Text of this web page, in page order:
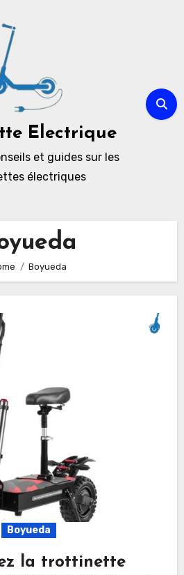
Electrique
et guides sur les
électriques
Boyueda
Boyueda
la trottinette